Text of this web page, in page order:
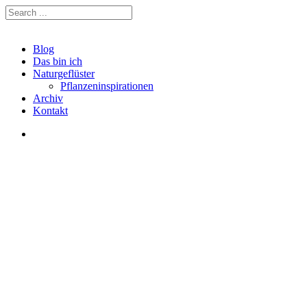
Blog
Das bin ich
Naturgeflüster
Pflanzeninspirationen
Archiv
Kontakt